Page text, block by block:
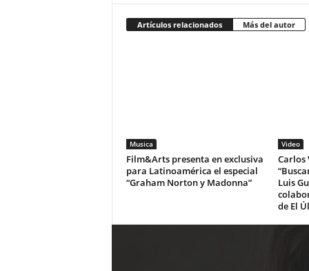
Artículos relacionados Más del autor
Musica
Film&Arts presenta en exclusiva
para Latinoamérica el especial
“Graham Norton y Madonna”
Video
Carlos
Luis
de El